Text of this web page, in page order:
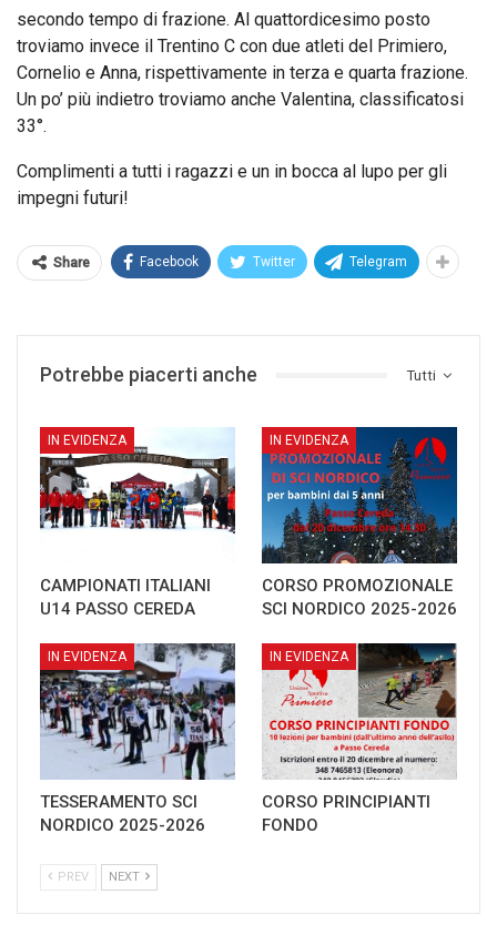
secondo tempo di frazione. Al quattordicesimo posto
troviamo invece il Trentino C con due atleti del Primiero,
Cornelio e Anna, rispettivamente in terza e quarta frazione.
Un po’ più indietro troviamo anche Valentina, classificatosi
33°.
Complimenti a tutti i ragazzi e un in bocca al lupo per gli
impegni futuri!
Share Facebook Twitter Telegram
Tutti
Potrebbe piacerti anche
IN EVIDENZA
CAMPIONATI ITALIANI
U14 PASSO CEREDA
IN EVIDENZA
CORSO PROMOZIONALE
SCI NORDICO 2025-2026
IN EVIDENZA
TESSERAMENTO SCI
NORDICO 2025-2026
IN EVIDENZA
CORSO PRINCIPIANTI
FONDO
PREV NEXT